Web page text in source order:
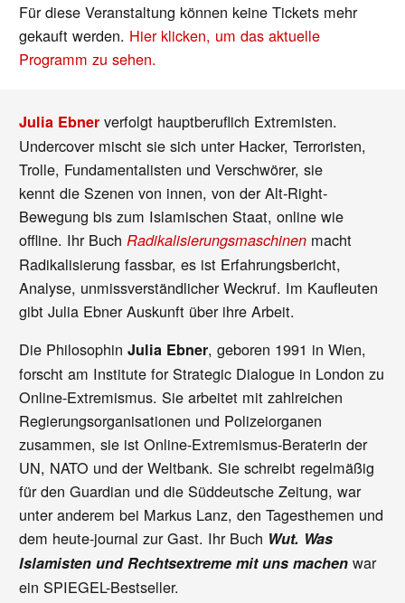
Für diese Veranstaltung können keine Tickets mehr
gekauft werden. Hier klicken, um das aktuelle
Programm zu sehen.
Julia Ebner verfolgt hauptberuflich Extremisten.
Undercover mischt sie sich unter Hacker, Terroristen,
Trolle, Fundamentalisten und Verschwörer, sie
kennt die Szenen von innen, von der Alt-Right-
Bewegung bis zum Islamischen Staat, online wie
offline. Ihr Buch Radikalisierungsmaschinen macht
Radikalisierung fassbar, es ist Erfahrungsbericht,
Analyse, unmissverständlicher Weckruf. Im Kaufleuten
gibt Julia Ebner Auskunft über ihre Arbeit.
Die PhilosophinJulia Ebner, geboren 1991 in Wien,
forscht am Institute for Strategic Dialogue in London zu
Online-Extremismus. Sie arbeitet mit zahlreichen
Regierungsorganisationen und Polizeiorganen
zusammen, sie ist Online-Extremismus-Beraterin der
UN, NATO und der Weltbank. Sie schreibt regelmäßig
für den Guardian und die Süddeutsche Zeitung, war
unter anderem bei Markus Lanz, den Tagesthemen und
dem heute-journal zur Gast. Ihr Buch Wut. Was
Islamisten und Rechtsextreme mit uns machen war
ein SPIEGEL-Bestseller.